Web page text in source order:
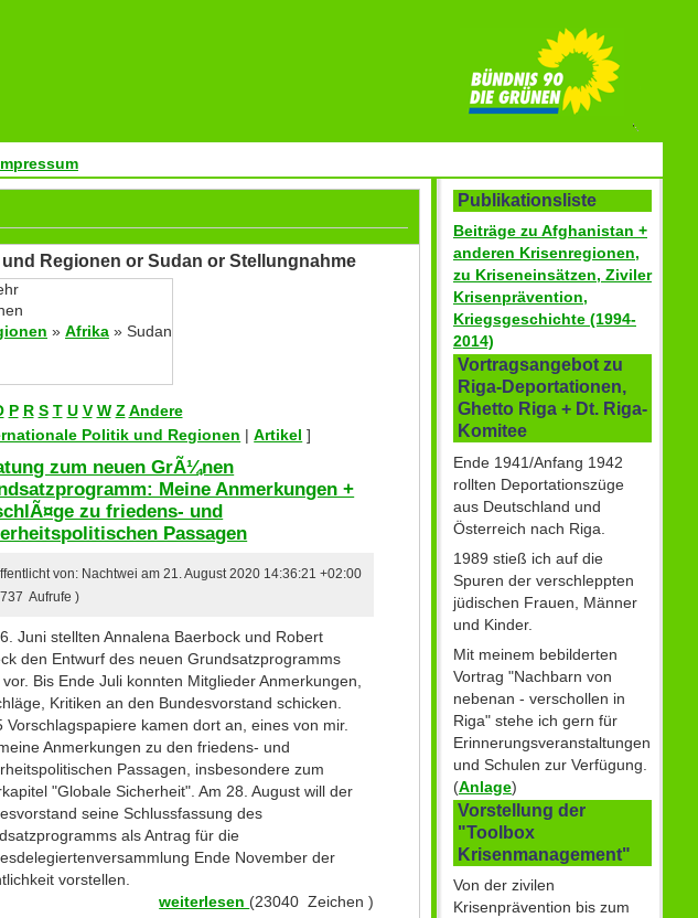
Regionen or Sudan or Stellungnahme
» Afrika » Sudan
P R S T U V W Z Andere
Politik und Regionen |Artikel ]
zum neuen GrÃ¼nen
Meine Anmerkungen +
zu friedens- und
Passagen
von: Nachtwei am 21. August 2020 14:36:21 +02:00
Aufrufe )
Juni stellten Annalena Baerbock und Robert
den Entwurf des neuen Grundsatzprogramms
Bis Ende Juli konnten Mitglieder Anmerkungen,
Kritiken an den Bundesvorstand schicken.
Vorschlagspapiere kamen dort an, eines von mir.
Anmerkungen zu den friedens- und
Passagen, insbesondere zum
"Globale Sicherheit". Am 28. August will der
seine Schlussfassung des
als Antrag für die
Ende November der
vorstellen.
weiterlesen (23040 Zeichen )
Publikationsliste
Beiträge zu Afghanistan +
anderen Krisenregionen,
zu Kriseneinsätzen, Ziviler
Krisenprävention,
Kriegsgeschichte (1994-
2014)
Vortragsangebot zu
Riga-Deportationen,
Ghetto Riga + Dt. Riga-
Komitee
Ende 1941/Anfang 1942
rollten Deportationszüge
aus Deutschland und
Österreich nach Riga.
1989 stieß ich auf die
Spuren der verschleppten
jüdischen Frauen, Männer
und Kinder.
Mit meinem bebilderten
Vortrag "Nachbarn von
nebenan - verschollen in
Riga" stehe ich gern für
Erinnerungsveranstaltungen
und Schulen zur Verfügung.
(Anlage)
Vorstellung der
"Toolbox
Krisenmanagement"
Von der zivilen
Krisenprävention bis zum